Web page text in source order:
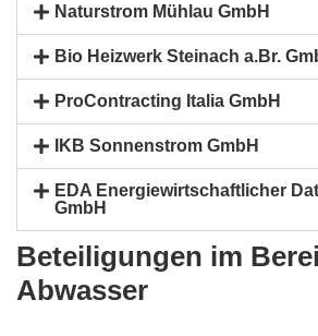
Naturstrom Mühlau GmbH
Bio Heizwerk Steinach a.Br.
ProContracting Italia GmbH
IKB Sonnenstrom GmbH
EDA Energiewirtschaftlicher
GmbH
Beteiligungen im
Abwasser